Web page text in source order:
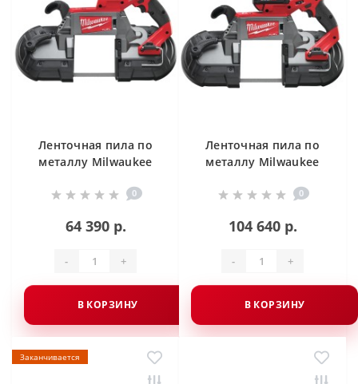
Ленточная пила по
металлу Milwaukee
0
64 390 р.
- +
В КОРЗИНУ
Ленточная пила по
металлу Milwaukee
0
104 640 р.
- +
В КОРЗИНУ
Заканчивается